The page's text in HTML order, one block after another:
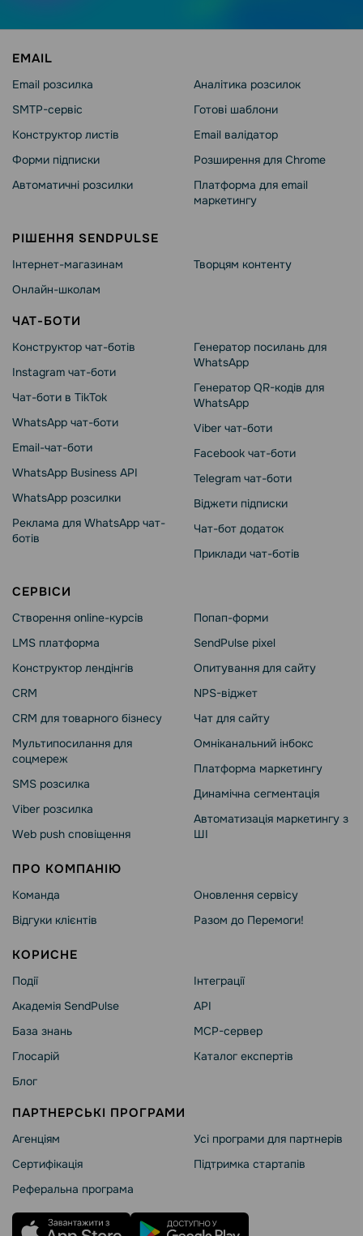
EMAIL
Email розсилка
SMTP-сервіс
Конструктор листів
Форми підписки
Автоматичні розсилки
Аналітика розсилок
Готові шаблони
Email валідатор
Розширення для Chrome
Платформа для email
маркетингу
РІШЕННЯ SENDPULSE
Інтернет-магазинам
Онлайн-школам
Творцям контенту
ЧАТ-БОТИ
Конструктор чат-ботів
Instagram чат-боти
Чат-боти в TikTok
WhatsApp чат-боти
Email-чат-боти
WhatsApp Business API
WhatsApp розсилки
Реклама для WhatsApp чат-
ботів
Генератор посилань для
WhatsApp
Генератор QR-кодів для
WhatsApp
Viber чат-боти
Facebook чат-боти
Telegram чат-боти
Віджети підписки
Чат-бот додаток
Приклади чат-ботів
СЕРВІСИ
Створення online-курсів
LMS платформа
Конструктор лендінгів
CRM
CRM для товарного бізнесу
Мультипосилання для
соцмереж
SMS розсилка
Viber розсилка
Web push сповіщення
Попап-форми
SendPulse pixel
Опитування для сайту
NPS-віджет
Чат для сайту
Омніканальний інбокс
Платформа маркетингу
Динамічна сегментація
Автоматизація маркетингу з
ШІ
ПРО КОМПАНІЮ
Команда
Відгуки клієнтів
Оновлення сервісу
Разом до Перемоги!
КОРИСНЕ
Події
Академія SendPulse
База знань
Глосарій
Блог
Інтеграції
API
MCP-сервер
Каталог експертів
ПАРТНЕРСЬКІ ПРОГРАМИ
Агенціям
Сертифікація
Реферальна програма
Усі програми для партнерів
Підтримка стартапів